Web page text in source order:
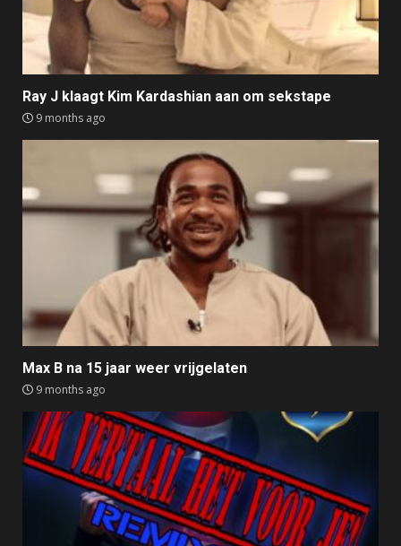
Ray J klaagt Kim Kardashian aan om sekstape
9 months ago
Max B na 15 jaar weer vrijgelaten
9 months ago